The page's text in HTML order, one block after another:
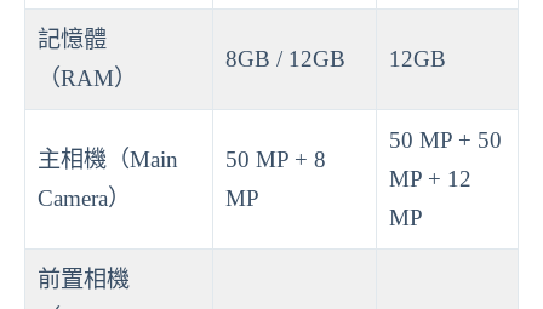
記憶體
（RAM）
8GB / 12GB 12GB
主相機（Main
Camera）
50 MP + 8
MP
50 MP + 50
MP + 12
MP
前置相機